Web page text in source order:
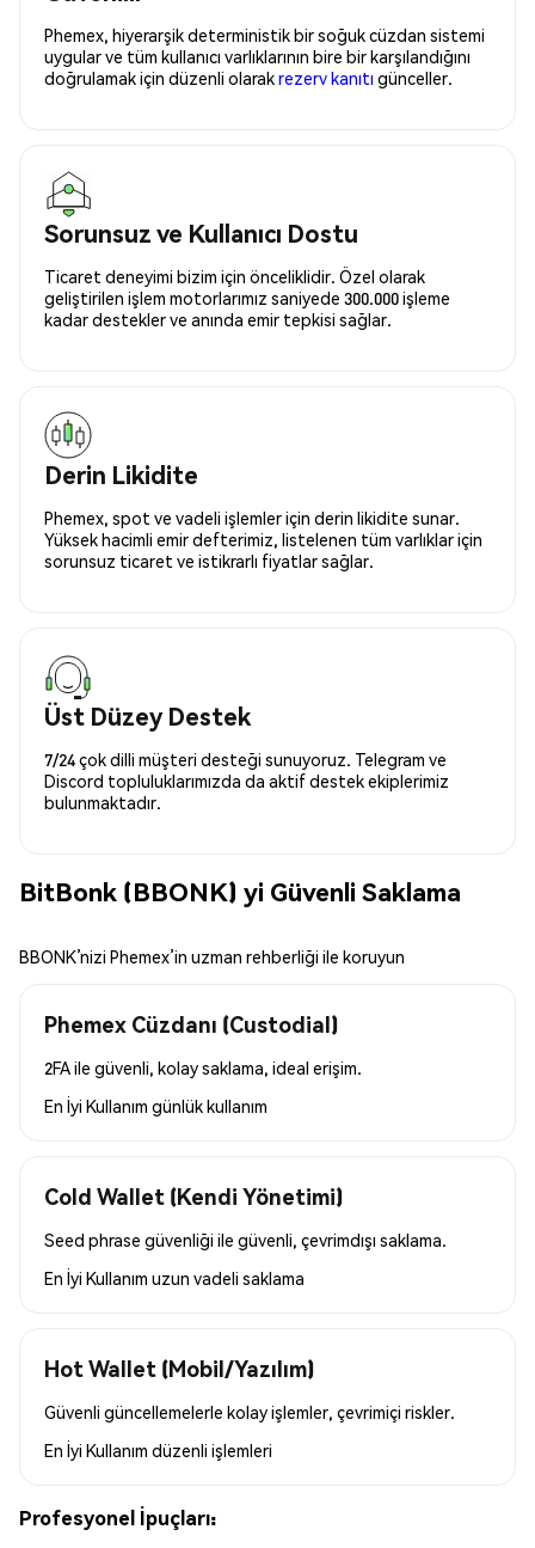
Phemex, hiyerarşik deterministik bir soğuk cüzdan sistemi
uygular ve tüm kullanıcı varlıklarının bire bir karşılandığını
doğrulamak için düzenli olarakrezerv kanıtı günceller.
Sorunsuz ve Kullanıcı Dostu
Ticaret deneyimi bizim için önceliklidir. Özel olarak
geliştirilen işlem motorlarımız saniyede 300.000 işleme
kadar destekler ve anında emir tepkisi sağlar.
Derin Likidite
Phemex, spot ve vadeli işlemler için derin likidite sunar.
Yüksek hacimli emir defterimiz, listelenen tüm varlıklar için
sorunsuz ticaret ve istikrarlı fiyatlar sağlar.
Üst Düzey Destek
7/24 çok dilli müşteri desteği sunuyoruz. Telegram ve
Discord topluluklarımızda da aktif destek ekiplerimiz
bulunmaktadır.
BitBonk (BBONK) yi Güvenli Saklama
BBONK’nizi Phemex’in uzman rehberliği ile koruyun
Phemex Cüzdanı (Custodial)
2FA ile güvenli, kolay saklama, ideal erişim.
En İyi Kullanım günlük kullanım
Cold Wallet (Kendi Yönetimi)
Seed phrase güvenliği ile güvenli, çevrimdışı saklama.
En İyi Kullanım uzun vadeli saklama
Hot Wallet (Mobil/Yazılım)
Güvenli güncellemelerle kolay işlemler, çevrimiçi riskler.
En İyi Kullanım düzenli işlemleri
Profesyonel İpuçları: